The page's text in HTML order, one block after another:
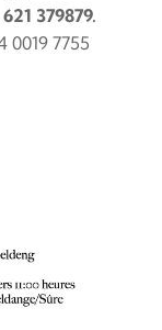
379879.
7755